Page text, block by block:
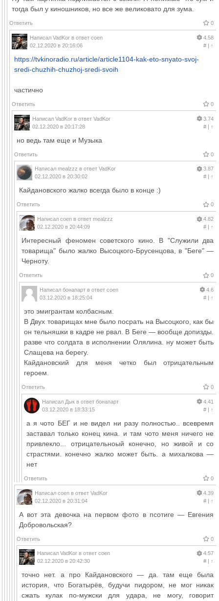
тогда был у киношников, но все же великовато для зума.
Ответить 0
Написал VadKor в ответ coen
02.12.2020 в 20:16:06
4.58
#| ↑
https://tvkinoradio.ru/article/article1104-kak-eto-snyato-svoj-
sredi-chuzhih-chuzhoj-sredi-svoih
частично
Ответить 0
Написал VadKor в ответ VadKor
02.12.2020 в 20:17:28
3.74
#| ↑
но ведь там еще и Музыка
Ответить 0
Написал mealzzz в ответ VadKor
02.12.2020 в 20:30:02
3.87
#| ↑
Кайдановского жалко всегда было в конце :)
Ответить 0
Написал coen в ответ mealzzz
02.12.2020 в 20:44:09
4.82
#| ↑
Интересный феномен советского кино. В "Служили два
товарища" было жалко Высоцкого-Брусенцова, в "Беге" —
Черноту.
Ответить 0
Написал бонапарт в ответ coen
03.12.2020 в 18:25:04
4.6
#| ↑
это эмигрантам колбасным.
В Двух товарищах мне было посрать на Высоцкого, как бы
он тельняшки в кадре не рвал. В Беге — вообще допизды.
разве что солдата в исполнении Олялина. ну может быть
Слащева на берегу.
Кайдановский для меня четко был отрицательным
героем.
Ответить 0
Написал Дык в ответ бонапарт
03.12.2020 в 18:33:15
4.41
#| ↑
а я чото БЕГ и не видел ни разу полностью.. всевремя
заставал только конец кина. и там чото меня ничего не
привлекло... отрицательноый конечно, но живой и со
страстями. конечно жалко может быть. а михалкова —
нет
Ответить 0
Написал coen в ответ VadKor
02.12.2020 в 20:31:04
4.39
#| ↑
А вот эта девочка на первом фото в псотиге — Евгения
Добровольская?
Ответить 0
Написал VadKor в ответ coen
02.12.2020 в 20:42:30
4.57
#| ↑
точно нет. а про Кайдановского — да. там еще была
история, что Богатырёв, будучи пидором, не мог никак
сжать кулак по-мужски для удара, не могу, говорит